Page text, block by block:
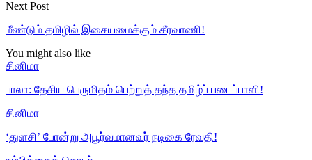
Next Post
மீண்டும் தமிழில் இசையமைக்கும் கீரவாணி!
You might also like
சினிமா
பாலா: தேசிய பெருமிதம் பெற்றுத் தந்த தமிழ்ப் படைப்பாளி!
சினிமா
‘துளசி’ போன்று அபூர்வமானவர் நடிகை ரேவதி!